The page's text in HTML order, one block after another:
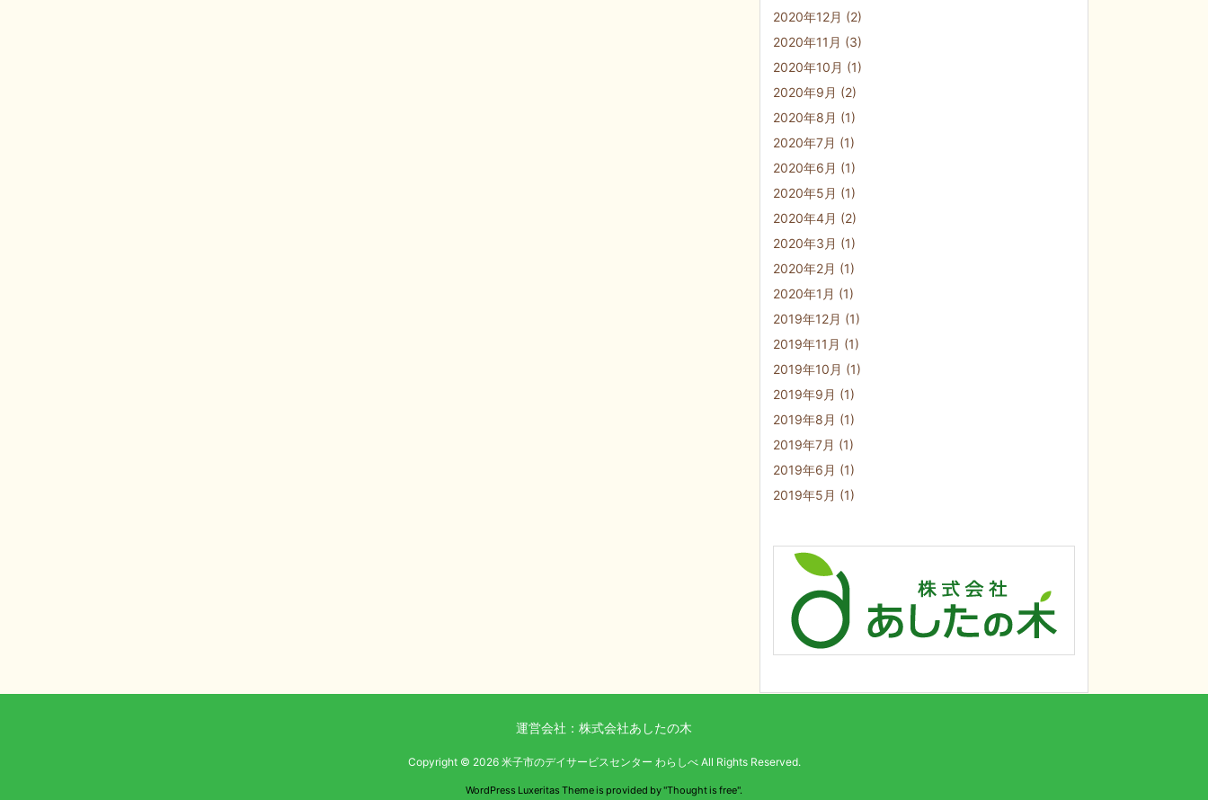
2020年12月 (2)
2020年11月 (3)
2020年10月 (1)
2020年9月 (2)
2020年8月 (1)
2020年7月 (1)
2020年6月 (1)
2020年5月 (1)
2020年4月 (2)
2020年3月 (1)
2020年2月 (1)
2020年1月 (1)
2019年12月 (1)
2019年11月 (1)
2019年10月 (1)
2019年9月 (1)
2019年8月 (1)
2019年7月 (1)
2019年6月 (1)
2019年5月 (1)
運営会社：株式会社あしたの木
Copyright © 2026 米子市のデイサービスセンター わらしべAll Rights Reserved.
WordPress Luxeritas Theme is provided by "Thought is free".